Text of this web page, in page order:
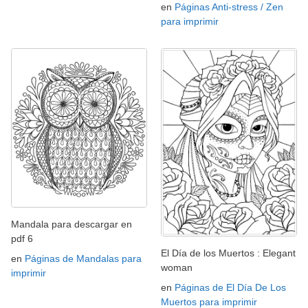
en Páginas Anti-stress / Zen
para imprimir
Mandala para descargar en
pdf 6
en Páginas de Mandalas para
imprimir
El Día de los Muertos : Elegant
woman
en Páginas de El Día De Los
Muertos para imprimir